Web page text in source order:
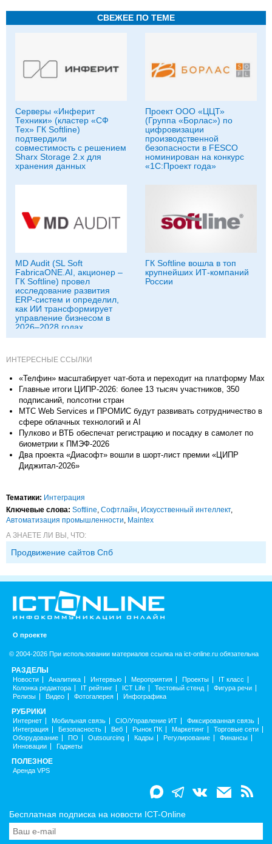
СВЕЖЕЕ ПО ТЕМЕ
Серверы «Инферит
Техники» (кластер «СФ
Тех» ГК Softline)
подтвердили
совместимость с решением
Sharx Storage 2.x для
хранения данных
Проект ООО «ЦЦТ»
(Группа «Борлас») по
цифровизации
производственной
безопасности в FESCO
номинирован на конкурс
«1С:Проект года»
MD Audit (SL Soft
FabricaONE.AI, акционер –
ГК Softline) провел
исследование развития
ERP-систем и определил,
как ИИ трансформирует
управление бизнесом в
2026–2028 годах
ГК Softline вошла в топ
крупнейших ИТ-компаний
России
ИНТЕРЕСНЫЕ ССЫЛКИ
«Телфин» масштабирует чат-бота и переходит на платформу Max
Главные итоги ЦИПР-2026: более 13 тысяч участников, 350
подписаний, полсотни стран
МТС Web Services и ПРОМИС будут развивать сотрудничество в
сфере облачных технологий и AI
Пулково и ВТБ обеспечат регистрацию и посадку в самолет по
биометрии к ПМЭФ-2026
Два проекта «Диасофт» вошли в шорт-лист премии «ЦИПР
Диджитал-2026»
Тематики: Интеграция
Ключевые слова: Softline, Софтлайн, Искусственный интеллект,
Автоматизация промышленности, Maintex
А ЗНАЕТЕ ЛИ ВЫ, ЧТО:
Продвижение сайтов Спб
О проекте
© 2004-2026 При использовании материалов ссылка на ict-online.ru обязательна
РАЗДЕЛЫ
Новости Аналитика Интервью Мероприятия Проекты
IT класс
Колонка редактора
IT рейтинг ICT Life Тестовый стенд
Фигура речи
Релизы
Видео Фотогалерея Инфографика
РУБРИКИ
Интернет Мобильная связь CIO/Управление ИТ
Фиксированная связь
Интеграция
Безопасность Веб Рынок ПК Маркетинг
Торговые сети
Оборудование
ПО Outsourcing Кадры Регулирование
Финансы
Инновации
Гаджеты
ПОЛЕЗНОЕ
Аренда VPS
Бесплатная подписка на новости ICT-Online